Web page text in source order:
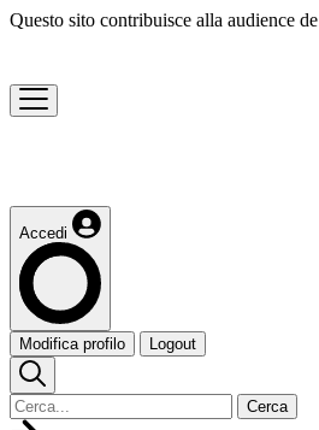
Questo sito contribuisce alla audience de
Accedi
Modifica profilo Logout
Cerca